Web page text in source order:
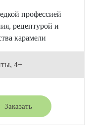
профессией
рецептурой и
карамели
4+
Заказать